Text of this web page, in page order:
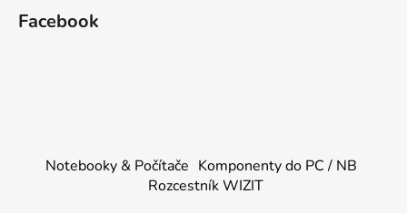
Facebook
Notebooky & Počítače Komponenty do PC / NB
Rozcestník WIZIT